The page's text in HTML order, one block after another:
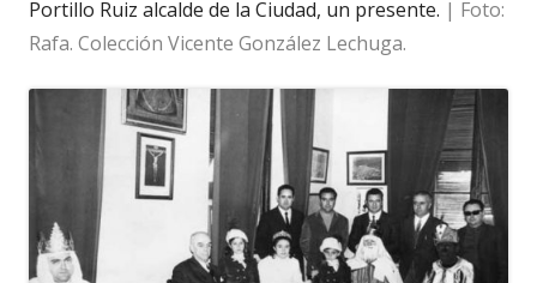
Portillo Ruiz alcalde de la Ciudad, un presente. | Foto:
Rafa. Colección Vicente González Lechuga.